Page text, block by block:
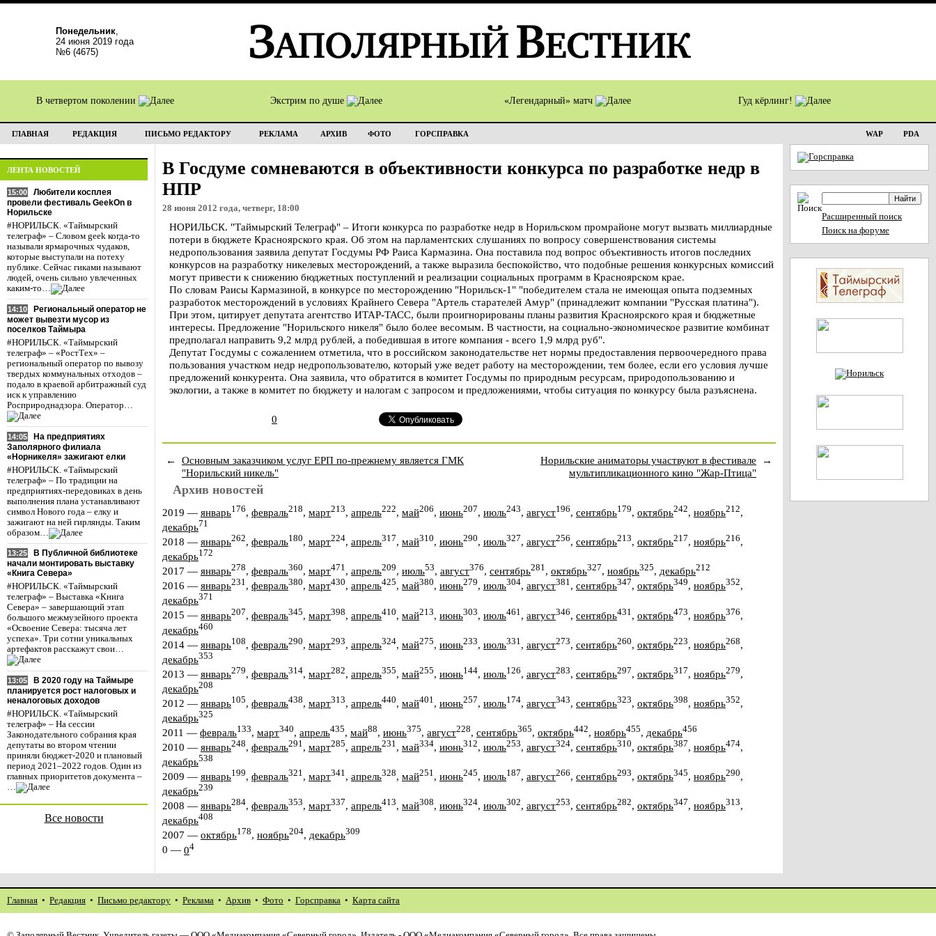
Понедельник,
24 июня 2019 года
№6 (4675)
В четвертом поколении Экстрим по душе «Легендарный» матч Гуд кёрлинг!
ГЛАВНАЯ РЕДАКЦИЯ ПИСЬМО РЕДАКТОРУ РЕКЛАМА АРХИВ ФОТО ГОРСПРАВКА WAP PDA
ЛЕНТА НОВОСТЕЙ
15:00
Любители косплея
провели фестиваль GeekOn в
Норильске
#НОРИЛЬСК. «Таймырский
телеграф» – Словом geek когда-то
называли ярмарочных чудаков,
которые выступали на потеху
публике. Сейчас гиками называют
людей, очень сильно увлеченных
каким-то…
14:10
Региональный оператор не
может вывезти мусор из
поселков Таймыра
#НОРИЛЬСК. «Таймырский
телеграф» – «РостТех» –
региональный оператор по вывозу
твердых коммунальных отходов –
подало в краевой арбитражный суд
иск к управлению
Росприроднадзора. Оператор…
14:05
На предприятиях
Заполярного филиала
«Норникеля» зажигают елки
#НОРИЛЬСК. «Таймырский
телеграф» – По традиции на
предприятиях-передовиках в день
выполнения плана устанавливают
символ Нового года – елку и
зажигают на ней гирлянды. Таким
образом…
13:25
В Публичной библиотеке
начали монтировать выставку
«Книга Севера»
#НОРИЛЬСК. «Таймырский
телеграф» – Выставка «Книга
Севера» – завершающий этап
большого межмузейного проекта
«Освоение Севера: тысяча лет
успеха». Три сотни уникальных
артефактов расскажут свои…
13:05
В 2020 году на Таймыре
планируется рост налоговых и
неналоговых доходов
#НОРИЛЬСК. «Таймырский
телеграф» – На сессии
Законодательного собрания края
депутаты во втором чтении
приняли бюджет-2020 и плановый
период 2021–2022 годов. Один из
главных приоритетов документа –
…
Все новости
В Госдуме сомневаются в объективности конкурса по разработке недр в
НПР
28 июня 2012 года, четверг, 18:00
НОРИЛЬСК. "Таймырский Телеграф" – Итоги конкурса по разработке недр в Норильском промрайоне могут вызвать миллиардные
потери в бюджете Красноярского края. Об этом на парламентских слушаниях по вопросу совершенствования системы
недропользования заявила депутат Госдумы РФ Раиса Кармазина. Она поставила под вопрос объективность итогов последних
конкурсов на разработку никелевых месторождений, а также выразила беспокойство, что подобные решения конкурсных комиссий
могут привести к снижению бюджетных поступлений и реализации социальных программ в Красноярском крае.
По словам Раисы Кармазиной, в конкурсе по месторождению "Норильск-1" "победителем стала не имеющая опыта подземных
разработок месторождений в условиях Крайнего Севера "Артель старателей Амур" (принадлежит компании "Русская платина").
При этом, цитирует депутата агентство ИТАР-ТАСС, были проигнорированы планы развития Красноярского края и бюджетные
интересы. Предложение "Норильского никеля" было более весомым. В частности, на социально-экономическое развитие комбинат
предполагал направить 9,2 млрд рублей, а победившая в итоге компания - всего 1,9 млрд руб".
Депутат Госдумы с сожалением отметила, что в российском законодательстве нет нормы предоставления первоочередного права
пользования участком недр недропользователю, который уже ведет работу на месторождении, тем более, если его условия лучше
предложений конкурента. Она заявила, что обратится в комитет Госдумы по природным ресурсам, природопользованию и
экологии, а также в комитет по бюджету и налогам с запросом и предложениями, чтобы ситуация по конкурсу была разъяснена.
0
←
Основным заказчиком услуг ЕРП по-прежнему является ГМК
"Норильский никель"
Норильские аниматоры участвуют в фестивале
мультипликационного кино "Жар-Птица"
→
Архив новостей
2019 — январь176, февраль218, март213, апрель222, май206, июнь207, июль243, август196, сентябрь179, октябрь242, ноябрь212,
декабрь71
2018 — январь262, февраль180, март224, апрель317, май310, июнь290, июль327, август256, сентябрь213, октябрь217, ноябрь216,
декабрь172
2017 — январь278, февраль360, март471, апрель209, июль53, август376, сентябрь281, октябрь327, ноябрь325, декабрь212
2016 — январь231, февраль380, март430, апрель425, май380, июнь279, июль304, август381, сентябрь347, октябрь349, ноябрь352,
декабрь371
2015 — январь207, февраль345, март398, апрель410, май213, июнь303, июль461 , август346, сентябрь431 , октябрь473, ноябрь376,
декабрь460
2014 — январь108, февраль290, март293, апрель324, май275, июнь233, июль331 , август273, сентябрь260, октябрь223, ноябрь268,
декабрь353
2013 — январь279, февраль314, март282, апрель355, май255, июнь144, июль126, август283, сентябрь297, октябрь317, ноябрь279,
декабрь208
2012 — январь105, февраль438, март313, апрель440, май401, июнь257, июль174, август343, сентябрь323, октябрь398, ноябрь352,
декабрь325
2011 — февраль133, март340, апрель435, май88, июнь375, август228, сентябрь365, октябрь442, ноябрь455, декабрь456
2010 — январь248, февраль291, март285, апрель231, май334, июнь312, июль253, август324, сентябрь310, октябрь387, ноябрь474,
декабрь538
2009 — январь199, февраль321, март341, апрель328, май251, июнь245, июль187, август266, сентябрь293, октябрь345, ноябрь290,
декабрь239
2008 — январь284, февраль353, март337, апрель413, май308, июнь324, июль302, август253, сентябрь282, октябрь347, ноябрь313,
декабрь408
2007 — октябрь178, ноябрь204, декабрь309
0 — 04
Расширенный поиск
Поиск на форуме
Главная • Редакция • Письмо редактору • Реклама • Архив • Фото • Горсправка • Карта сайта